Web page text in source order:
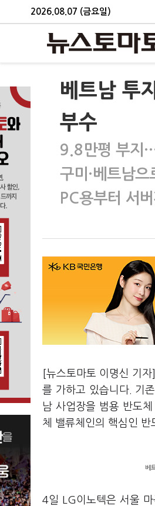
2026.08.07 (금요일)
베트남 투
부수
9.8만평 부지
구미·베트남으
PC용부터 서
[뉴스토마토 이명신 기
를 가하고 있습니다. 기
남 사업장을 범용 반도
체 밸류체인의 핵심인
베
4일 LG이노텍은 서울